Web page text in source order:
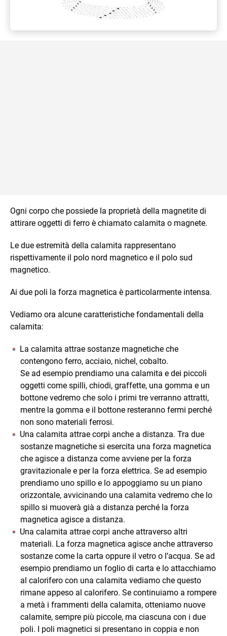
Ogni corpo che possiede la proprietà della magnetite di
attirare oggetti di ferro è chiamato calamita o magnete.
Le due estremità della calamita rappresentano
rispettivamente il polo nord magnetico e il polo sud
magnetico.
Ai due poli la forza magnetica è particolarmente intensa.
Vediamo ora alcune caratteristiche fondamentali della
calamita:
La calamita attrae sostanze magnetiche che
contengono ferro, acciaio, nichel, cobalto.
Se ad esempio prendiamo una calamita e dei piccoli
oggetti come spilli, chiodi, graffette, una gomma e un
bottone vedremo che solo i primi tre verranno attratti,
mentre la gomma e il bottone resteranno fermi perché
non sono materiali ferrosi.
Una calamita attrae corpi anche a distanza. Tra due
sostanze magnetiche si esercita una forza magnetica
che agisce a distanza come avviene per la forza
gravitazionale e per la forza elettrica. Se ad esempio
prendiamo uno spillo e lo appoggiamo su un piano
orizzontale, avvicinando una calamita vedremo che lo
spillo si muoverà già a distanza perché la forza
magnetica agisce a distanza.
Una calamita attrae corpi anche attraverso altri
materiali. La forza magnetica agisce anche attraverso
sostanze come la carta oppure il vetro o l’acqua. Se ad
esempio prendiamo un foglio di carta e lo attacchiamo
al calorifero con una calamita vediamo che questo
rimane appeso al calorifero. Se continuiamo a rompere
a metà i frammenti della calamita, otteniamo nuove
calamite, sempre più piccole, ma ciascuna con i due
poli. I poli magnetici si presentano in coppia e non